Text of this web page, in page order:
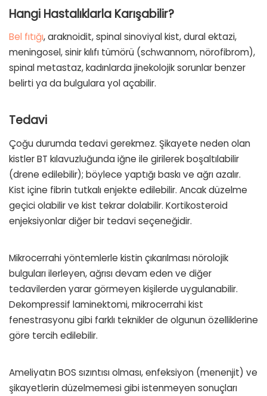
Hangi Hastalıklarla Karışabilir?
Bel fıtığı, araknoidit, spinal sinoviyal kist, dural ektazi,
meningosel, sinir kılıfı tümörü (schwannom, nörofibrom),
spinal metastaz, kadınlarda jinekolojik sorunlar benzer
belirti ya da bulgulara yol açabilir.
Tedavi
Çoğu durumda tedavi gerekmez. Şikayete neden olan
kistler BT kılavuzluğunda iğne ile girilerek boşaltılabilir
(drene edilebilir); böylece yaptığı baskı ve ağrı azalır.
Kist içine fibrin tutkalı enjekte edilebilir. Ancak düzelme
geçici olabilir ve kist tekrar dolabilir. Kortikosteroid
enjeksiyonlar diğer bir tedavi seçeneğidir.
Mikrocerrahi yöntemlerle kistin çıkarılması nörolojik
bulguları ilerleyen, ağrısı devam eden ve diğer
tedavilerden yarar görmeyen kişilerde uygulanabilir.
Dekompressif laminektomi, mikrocerrahi kist
fenestrasyonu gibi farklı teknikler de olgunun özelliklerine
göre tercih edilebilir.
Ameliyatın BOS sızıntısı olması, enfeksiyon (menenjit) ve
şikayetlerin düzelmemesi gibi istenmeyen sonuçları